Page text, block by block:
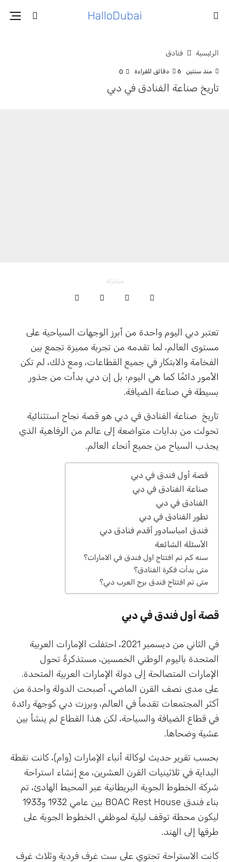
HalloDubai
الرئيسية فنادق
منذ سنتين 6 دقائق للقراءة 0
تاريخ صناعة الفنادق في دبي
مشاركة
تعتبر دبي اليوم واحدة من أبرز الوجهات السياحية على
مستوى العالم، لما تقدمه من تجربة مميزة تجمع بين
الفخامة والابتكار في جميع القطاعات، ومع ذلك، لم تكن
الأمور دائمًا كما هي اليوم؛ بل إن دبي بدأت من جذور
بسيطة في صناعة الضيافة.
تاريخ صناعة الفنادق في دبي هو قصة نجاح استثنائية
تحولت من بدايات متواضعة إلى عالم من الرفاهية الذي
يجذب السياح من جميع أنحاء العالم.
قصة أول فندق في دبي
صناعة الفنادق في دبي
الفنادق في دبي
تطور الفنادق في دبي
فندق امباسادور أقدم فنادق دبي
الأسئلة الشائعة
سنه كم تم افتتاح اول فندق في الامارات؟
متى بدأت فكرة الفنادق؟
متى تم افتتاح فندق برج العرب دبي؟
قصة أول فندق في دبي
في الثاني من ديسمبر 2021، احتفلت الإمارات العربية
المتحدة باليوم الوطني الخمسين، مستذكرةً تحول
الإمارات المتصالحة إلى دولة الإمارات العربية المتحدة.
على مدى نصف القرن الماضي، أصبحت الدولة واحدة من
أكثر المجتمعات تقدماً في العالم، وبرزت دبي كوجهة رائدة
في قطاع الضيافة والسياحة، لكن هذا القطاع لم ينشأ بين
عشية وضحاها.
بحسب تقرير حديث لوكالة أنباء الإمارات (وام)، كانت نقطة
البداية في ثلاثينيات القرن العشرين، مع إنشاء استراحة
شركة الخطوط الجوية البريطانية عبر المحيط الهادئ، تم
بناء فندق BOAC Rest House بين عامي 1932 و1933
ليكون محطة توقف ليلية لموظفي الخطوط الجوية على
طرقها إلى الهند.
كانت الاستراحة تحتوي على ست غرف فردية وثلاث غرف